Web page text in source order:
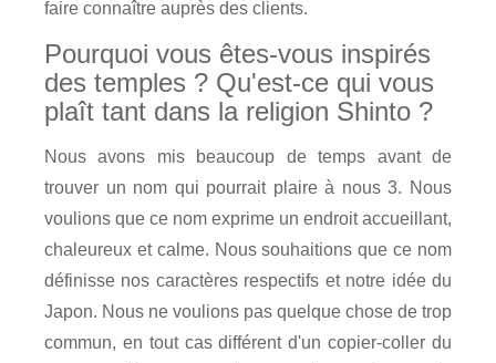
faire connaître auprès des clients.
Pourquoi vous êtes-vous inspirés
des temples ? Qu'est-ce qui vous
plaît tant dans la religion Shinto ?
Nous avons mis beaucoup de temps avant de
trouver un nom qui pourrait plaire à nous 3. Nous
voulions que ce nom exprime un endroit accueillant,
chaleureux et calme. Nous souhaitions que ce nom
définisse nos caractères respectifs et notre idée du
Japon. Nous ne voulions pas quelque chose de trop
commun, en tout cas différent d'un copier-coller du